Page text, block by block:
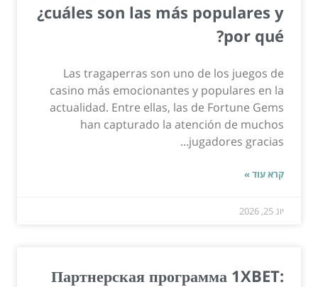
¿cuáles son las más populares y
por qué?
Las tragaperras son uno de los juegos de
casino más emocionantes y populares en la
actualidad. Entre ellas, las de Fortune Gems
han capturado la atención de muchos
jugadores gracias...
קרא עוד »
יונ 25, 2026
Партнерская программа 1XBET: